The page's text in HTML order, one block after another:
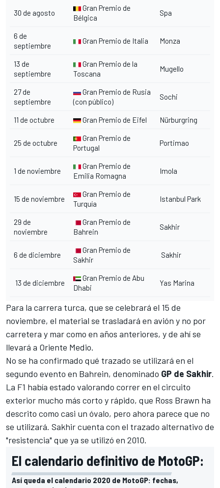
30 de agosto
Gran Premio de
Bélgica
Spa
6 de
septiembre
Gran Premio de Italia Monza
13 de
septiembre
Gran Premio de la
Toscana
Mugello
27 de
septiembre
Gran Premio de Rusia
(con público)
Sochi
11 de octubre Gran Premio de Eifel Nürburgring
25 de octubre
Gran Premio de
Portugal
Portimao
1 de noviembre
Gran Premio de
Emilia Romagna
Imola
15 de noviembre
Gran Premio de
Turquía
Istanbul Park
29 de
noviembre
Gran Premio de
Bahrein
Sakhir
6 de diciembre
Gran Premio de
Sakhir
Sakhir
13 de diciembre
Gran Premio de Abu
Dhabi
Yas Marina
Para la carrera turca, que se celebrará el 15 de
noviembre, el material se trasladará en avión y no por
carretera y mar como en años anteriores, y de ahí se
llevará a Oriente Medio.
No se ha confirmado qué trazado se utilizará en el
segundo evento en Bahrein, denominado GP de Sakhir.
La F1 había estado valorando correr en el circuito
exterior mucho más corto y rápido, que Ross Brawn ha
descrito como casi un óvalo, pero ahora parece que no
se utilizará. Sakhir cuenta con el trazado alternativo de
"resistencia" que ya se utilizó en 2010.
El calendario definitivo de MotoGP:
Así queda el calendario 2020 de MotoGP: fechas,